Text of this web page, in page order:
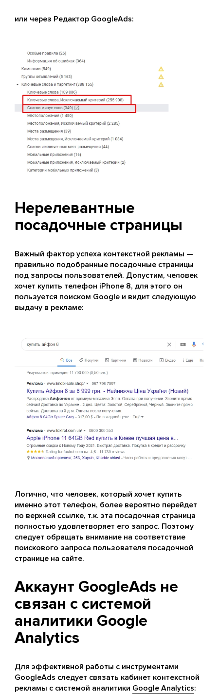
или через Редактор GoogleAds:
Нерелевантные
посадочные страницы
Важный фактор успеха контекстной рекламы —
правильно подобранные посадочные страницы
под запросы пользователей. Допустим, человек
хочет купить телефон iPhone 8, для этого он
пользуется поиском Google и видит следующую
выдачу в рекламе:
Логично, что человек, который хочет купить
именно этот телефон, более вероятно перейдет
по верхней ссылке, т.к. эта посадочная страница
полностью удовлетворяет его запрос. Поэтому
следует обращать внимание на соответствие
поискового запроса пользователя посадочной
странице на сайте.
Аккаунт GoogleAds не
связан с системой
аналитики Google
Analytics
Для эффективной работы с инструментами
GoogleAds следует связать кабинет контекстной
рекламы с системой аналитики Google Analytics: